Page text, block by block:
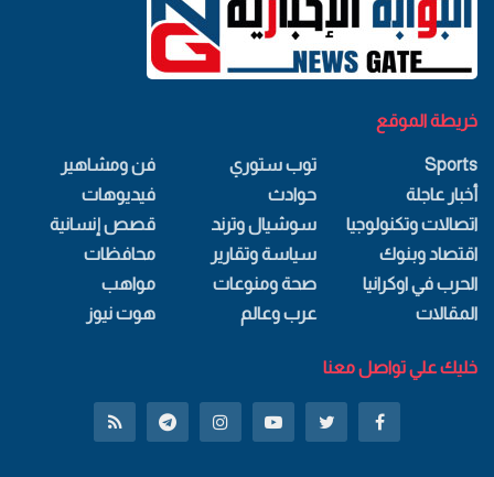
خريطة الموقع
Sports
أخبار عاجلة
اتصالات وتكنولوجيا
اقتصاد وبنوك
الحرب في اوكرانيا
المقالات
توب ستوري
حوادث
سوشيال وترند
سياسة وتقارير
صحة ومنوعات
عرب وعالم
فن ومشاهير
فيديوهات
قصص إنسانية
محافظات
مواهب
هوت نيوز
خليك علي تواصل معنا